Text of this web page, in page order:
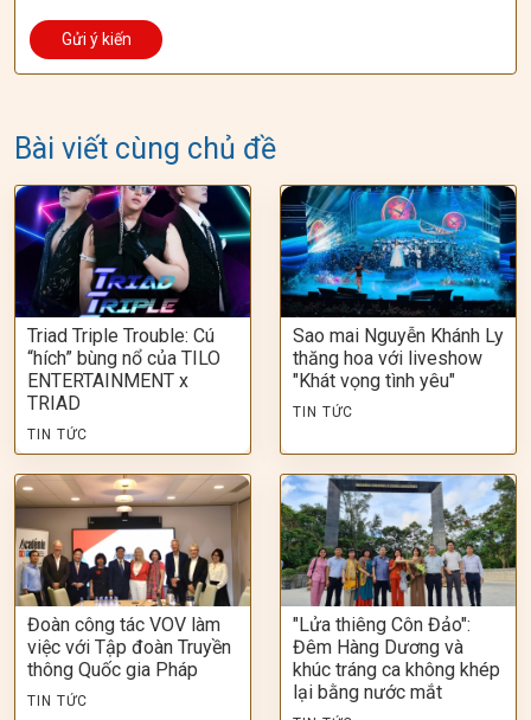
Bài viết cùng chủ đề
Triad Triple Trouble: Cú
“hích” bùng nổ của TILO
ENTERTAINMENT x
TRIAD
TIN TỨC
Sao mai Nguyễn Khánh Ly
thăng hoa với liveshow
"Khát vọng tình yêu"
TIN TỨC
Đoàn công tác VOV làm
việc với Tập đoàn Truyền
thông Quốc gia Pháp
TIN TỨC
"Lửa thiêng Côn Đảo":
Đêm Hàng Dương và
khúc tráng ca không khép
lại bằng nước mắt